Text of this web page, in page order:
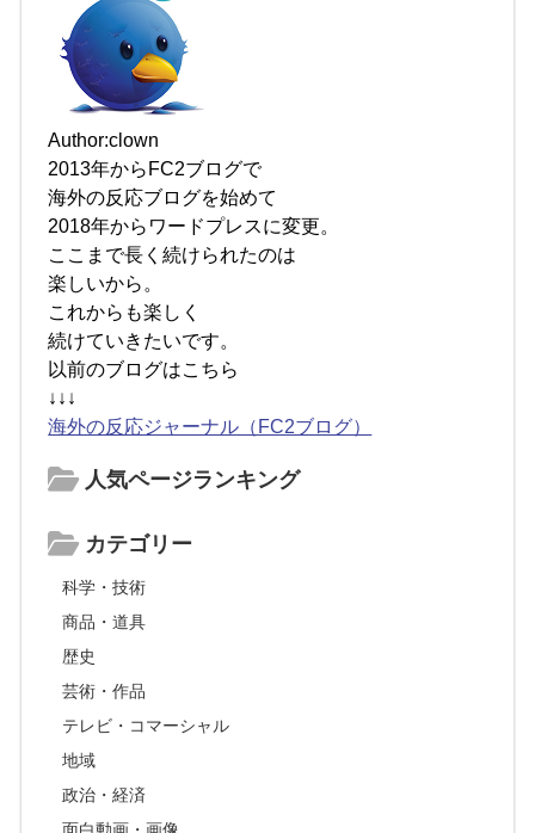
Author:clown
2013年からFC2ブログで
海外の反応ブログを始めて
2018年からワードプレスに変更。
ここまで長く続けられたのは
楽しいから。
これからも楽しく
続けていきたいです。
以前のブログはこちら
↓↓↓
海外の反応ジャーナル（FC2ブログ）
人気ページランキング
カテゴリー
科学・技術
商品・道具
歴史
芸術・作品
テレビ・コマーシャル
地域
政治・経済